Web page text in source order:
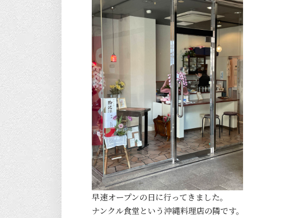
早速オープンの日に行ってきました。
ナンクル食堂という沖縄料理店の隣です。